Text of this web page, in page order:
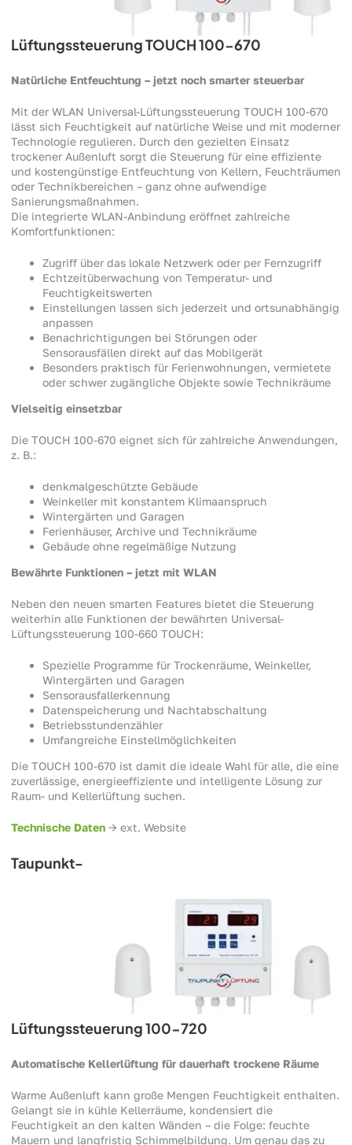
Lüftungssteuerung TOUCH 100-670
Natürliche Entfeuchtung – jetzt noch smarter steuerbar
Mit der WLAN Universal-Lüftungssteuerung TOUCH 100-670
lässt sich Feuchtigkeit auf natürliche Weise und mit moderner
Technologie regulieren. Durch den gezielten Einsatz
trockener Außenluft sorgt die Steuerung für eine effiziente
und kostengünstige Entfeuchtung von Kellern, Feuchträumen
oder Technikbereichen – ganz ohne aufwendige
Sanierungsmaßnahmen.
Die integrierte WLAN-Anbindung eröffnet zahlreiche
Komfortfunktionen:
Zugriff über das lokale Netzwerk oder per Fernzugriff
Echtzeitüberwachung von Temperatur- und
Feuchtigkeitswerten
Einstellungen lassen sich jederzeit und ortsunabhängig
anpassen
Benachrichtigungen bei Störungen oder
Sensorausfällen direkt auf das Mobilgerät
Besonders praktisch für Ferienwohnungen, vermietete
oder schwer zugängliche Objekte sowie Technikräume
Vielseitig einsetzbar
Die TOUCH 100-670 eignet sich für zahlreiche Anwendungen,
z. B.:
denkmalgeschützte Gebäude
Weinkeller mit konstantem Klimaanspruch
Wintergärten und Garagen
Ferienhäuser, Archive und Technikräume
Gebäude ohne regelmäßige Nutzung
Bewährte Funktionen – jetzt mit WLAN
Neben den neuen smarten Features bietet die Steuerung
weiterhin alle Funktionen der bewährten Universal-
Lüftungssteuerung 100-660 TOUCH:
Spezielle Programme für Trockenräume, Weinkeller,
Wintergärten und Garagen
Sensorausfallerkennung
Datenspeicherung und Nachtabschaltung
Betriebsstundenzähler
Umfangreiche Einstellmöglichkeiten
Die TOUCH 100-670 ist damit die ideale Wahl für alle, die eine
zuverlässige, energieeffiziente und intelligente Lösung zur
Raum- und Kellerlüftung suchen.
Technische Daten -> ext. Website
Taupunkt-
Lüftungssteuerung 100-720
Automatische Kellerlüftung für dauerhaft trockene Räume
Warme Außenluft kann große Mengen Feuchtigkeit enthalten.
Gelangt sie in kühle Kellerräume, kondensiert die
Feuchtigkeit an den kalten Wänden – die Folge: feuchte
Mauern und langfristig Schimmelbildung. Um genau das zu